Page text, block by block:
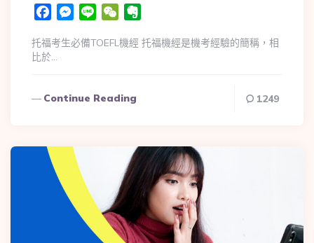
FacebookMessenger
Line WeChat
托福考生必備TOEFL機經 托福機經是機考經驗的簡稱，相
比於…
Continue Reading 1249